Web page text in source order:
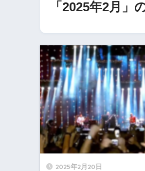
「2025年2月」
2025年2月20日